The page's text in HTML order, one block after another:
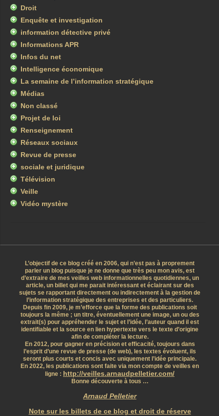
Droit
Enquête et investigation
information détective privé
Informations APR
Infos du net
Intelligence économique
La semaine de l’information stratégique
Médias
Non classé
Projet de loi
Renseignement
Réseaux sociaux
Revue de presse
sociale et juridique
Télévision
Veille
Vidéo mystère
L’objectif de ce blog créé en 2006, qui n’est pas à proprement
parler un blog puisque je ne donne que très peu mon avis, est
d’extraire de mes veilles web informationnelles quotidiennes, un
article, un billet qui me parait intéressant et éclairant sur des
sujets se rapportant directement ou indirectement à la gestion de
l’information stratégique des entreprises et des particuliers.
Depuis fin 2009, je m’efforce que la forme des publications soit
toujours la même ; un titre, éventuellement une image, un ou des
extrait(s) pour appréhender le sujet et l’idée, l’auteur quand il est
identifiable et la source en lien hypertexte vers le texte d’origine
afin de compléter la lecture.
En 2012, pour gagner en précision et efficacité, toujours dans
l’esprit d’une revue de presse (de web), les textes évoluent, ils
seront plus courts et concis avec uniquement l’idée principale.
En 2022, les publications sont faite via mon compte de veilles en
ligne : http://veilles.arnaudpelletier.com/
Bonne découverte à tous …
Arnaud Pelletier
Note sur les billets de ce blog et droit de réserve